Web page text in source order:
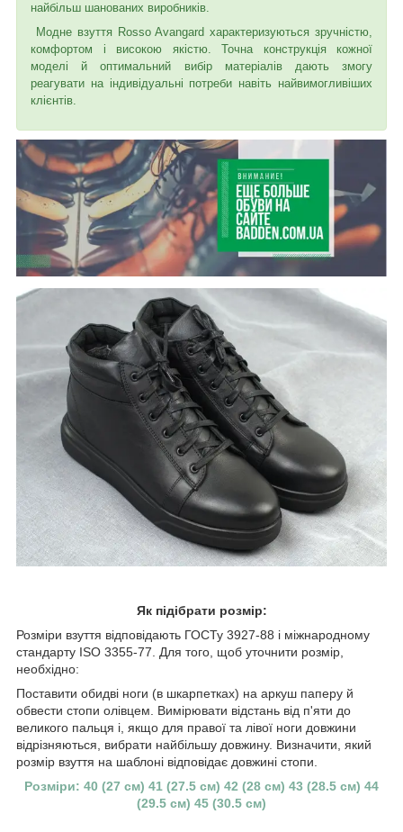
найбільш шанованих виробників.
Модне взуття Rosso Avangard характеризуються зручністю,
комфортом і високою якістю. Точна конструкція кожної
моделі й оптимальний вибір матеріалів дають змогу
реагувати на індивідуальні потреби навіть найвимогливіших
клієнтів.
Як підібрати розмір:
Розміри взуття відповідають ГОСТу 3927-88 і міжнародному
стандарту ISO 3355-77. Для того, щоб уточнити розмір,
необхідно:
Поставити обидві ноги (в шкарпетках) на аркуш паперу й
обвести стопи олівцем. Вимірювати відстань від п'яти до
великого пальця і, якщо для правої та лівої ноги довжини
відрізняються, вибрати найбільшу довжину. Визначити, який
розмір взуття на шаблоні відповідає довжині стопи.
Розміри: 40 (27 см) 41 (27.5 см) 42 (28 см) 43 (28.5 см) 44
(29.5 см) 45 (30.5 см)